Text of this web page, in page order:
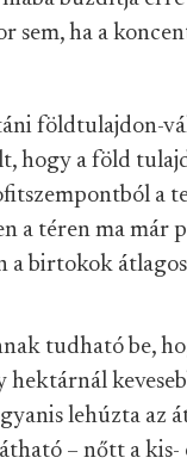
sem, ha a
földtulajdon-
hogy a föld
a
a téren ma már
a birtokok
tudható be,
hektárnál
lehúzta az
– nőtt a